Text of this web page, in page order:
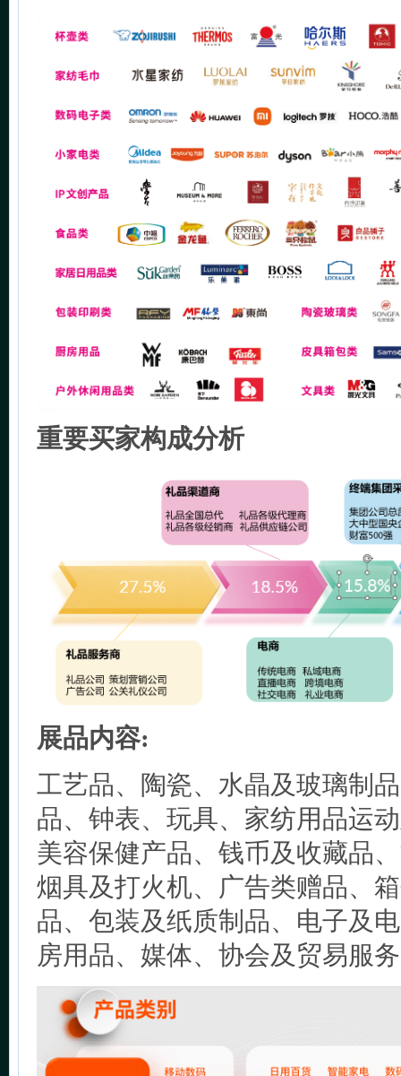
重要买家构成分析
展品内容:
工艺品、陶瓷、水晶及玻璃制
品、钟表、玩具、家纺用品运
美容保健产品、钱币及收藏品
烟具及打火机、广告类赠品、
品、包装及纸质制品、电子及
房用品、媒体、协会及贸易服务